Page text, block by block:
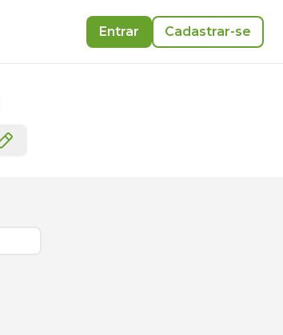
Entrar Cadastrar-se